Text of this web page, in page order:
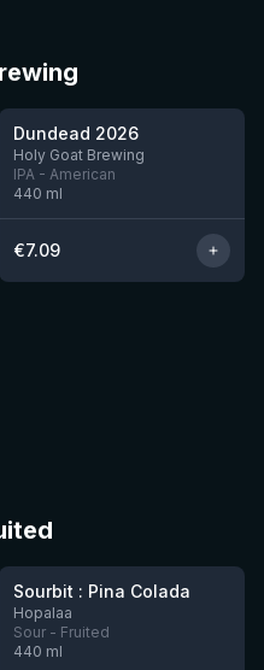
★3.7
Dundead 2026
Holy Goat Brewing
IPA - American
440 ml
€7.09
Nog 6
★3.61
Sourbit : Pina Colada
Hopalaa
Sour - Fruited
440 ml